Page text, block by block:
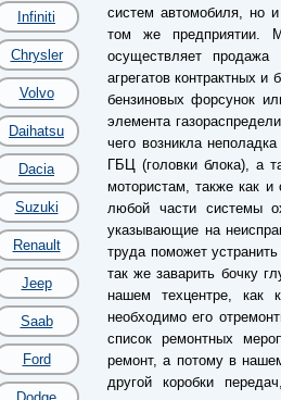
Infiniti
Chrysler
Volvo
Daihatsu
Dacia
Suzuki
Renault
Jeep
Saab
Ford
систем автомобиля, но
том же предприятии.
осуществляет
агрегатов контрактных
бензиновых форсунок
элемента
чего возникла
ГБЦ (головки блока), а
мотористам, также как
любой части системы
указывающие на
труда поможет
так же заварить бочку
нашем техцентре, как
необходимо его
список ремонтных
ремонт, а потому в
другой коробки